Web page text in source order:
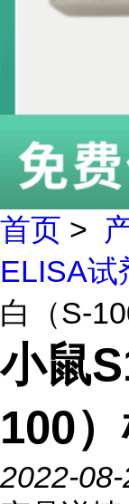
首页 >
ELISA试
白（S-
小鼠
100
2022-